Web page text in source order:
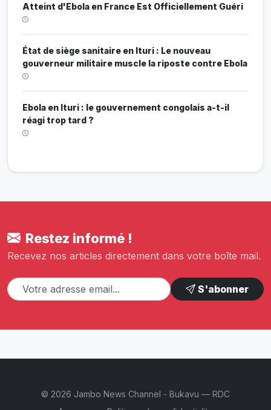
Atteint d'Ebola en France Est Officiellement Guéri
État de siège sanitaire en Ituri : Le nouveau
gouverneur militaire muscle la riposte contre Ebola
Ebola en Ituri : le gouvernement congolais a-t-il
réagi trop tard ?
Restez informé !
Recevez nos articles directement dans votre boîte mail.
S'abonner
© 2026 Jambo News Channel - Bukavu — RDC